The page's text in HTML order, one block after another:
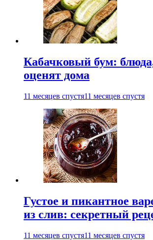
Кабачковый бум:
оценят дома
11 месяцев спустя11 месяцев спустя
Густое и пикантное
из слив: секретный
11 месяцев спустя11 месяцев спустя